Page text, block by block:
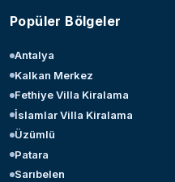
Popüler Bölgeler
Antalya
Kalkan Merkez
Fethiye Villa Kiralama
İslamlar Villa Kiralama
Üzümlü
Patara
Sarıbelen